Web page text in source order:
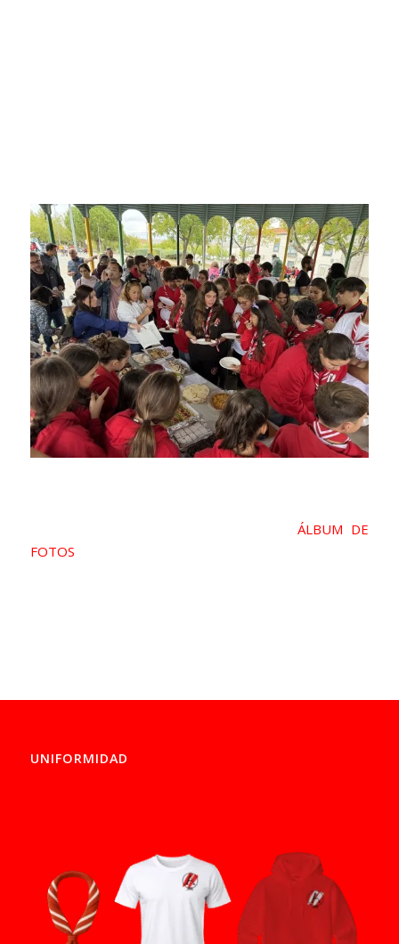
Descubre lo bien que lo pasamos en elÁLBUM DE
FOTOS
UNIFORMIDAD